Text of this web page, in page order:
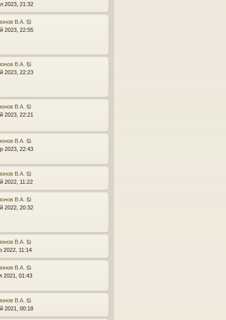
2023, 21:32
В.А.
2023, 22:55
В.А.
2023, 22:23
В.А.
2023, 22:21
В.А.
2023, 22:43
В.А.
2022, 11:22
В.А.
2022, 20:32
В.А.
2022, 11:14
В.А.
2021, 01:43
В.А.
2021, 00:18